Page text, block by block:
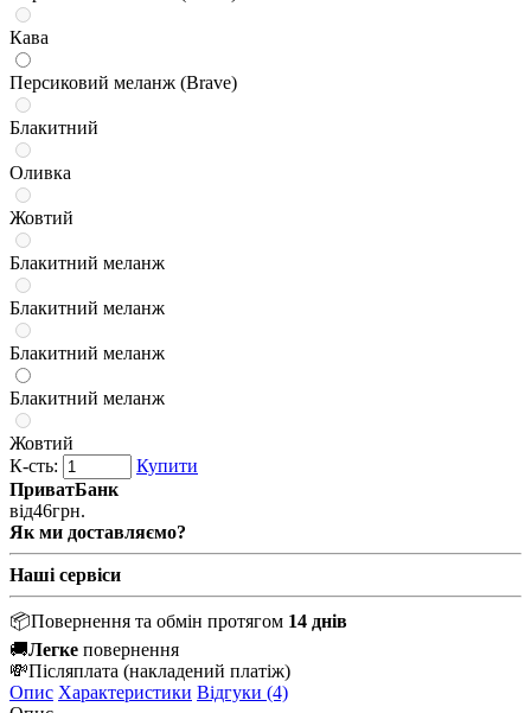
Кава
Персиковий меланж (Brave)
Блакитний
Оливка
Жовтий
Блакитний меланж
Блакитний меланж
Блакитний меланж
Блакитний меланж
Жовтий
К-сть:
Купити
ПриватБанк
від46грн.
Як ми доставляємо?
Наші сервіси
📦Повернення та обмін протягом 14 днів
🚚Легке повернення
💸Післяплата (накладений платіж)
Опис Характеристики Відгуки (4)